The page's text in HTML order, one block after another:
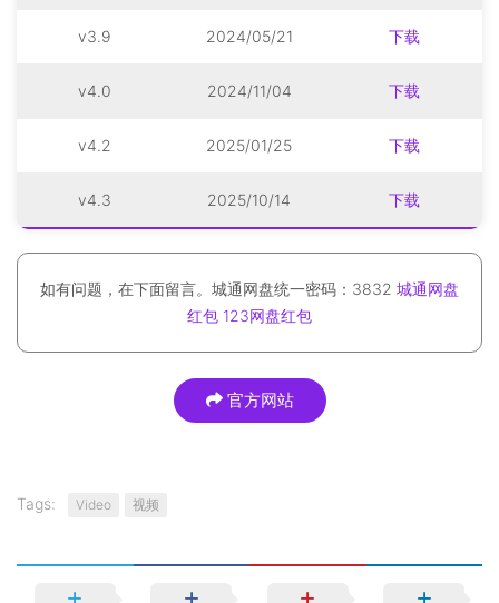
v3.9 2024/05/21 下载
v4.0 2024/11/04 下载
v4.2 2025/01/25 下载
v4.3 2025/10/14 下载
如有问题，在下面留言。城通网盘统一密码：3832 城通网盘
红包 123网盘红包
官方网站
Tags: Video 视频